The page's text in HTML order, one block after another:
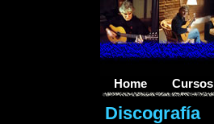
Home Cursos
Discografía